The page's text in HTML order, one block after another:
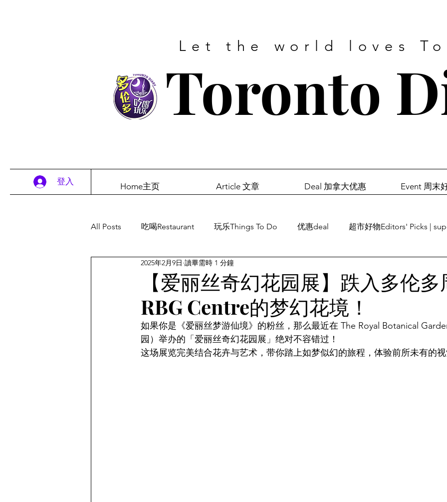
Let the world loves
Toronto
登入 Home主页 Article 文章 Deal 加拿大优惠 Event 周末
All Posts 吃喝Restaurant 玩乐Things To Do 优惠deal 超市好物Editors' Picks |
餐厅优惠Restaurant's Deals 潮流others
【爱丽丝奇幻花园展】跌入多伦
RBG Centre的梦幻花境！
2025年2月9日 讀畢需時 1 分鐘
如果你是《爱丽丝梦游仙境》的粉丝，那么最近在 The Royal Botanical
园）举办的「爱丽丝奇幻花园展」绝对不容错过！
这场展览完美结合花卉与艺术，带你踏上如梦似幻的旅程，体验前所未有的